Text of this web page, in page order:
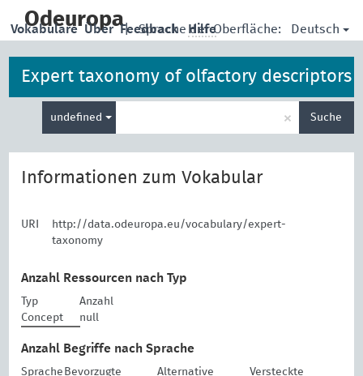
main
Odeuropa| Sprache der Oberfläche: Deutsch
Vokabulare Über Feedback Hilfe
Expert taxonomy of olfactory descriptors
undefined × Suche
Informationen zum Vokabular
URI
http://data.odeuropa.eu/vocabulary/expert-
taxonomy
Anzahl Ressourcen nach Typ
Typ
Anzahl
Concept
null
Anzahl Begriffe nach Sprache
Sprache Bevorzugte
Alternative
Versteckte